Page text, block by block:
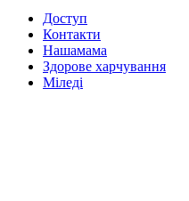
Доступ
Контакти
Нашамама
Здорове харчування
Міледі